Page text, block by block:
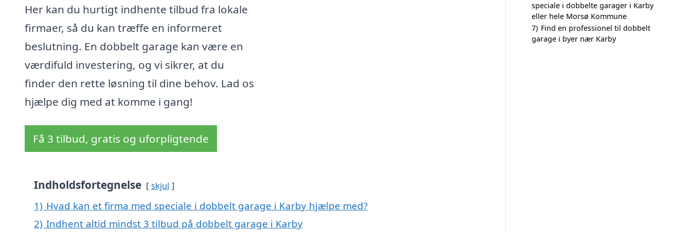
Her kan du hurtigt indhente tilbud fra lokale
firmaer, så du kan træffe en informeret
beslutning. En dobbelt garage kan være en
værdifuld investering, og vi sikrer, at du
finder den rette løsning til dine behov. Lad os
hjælpe dig med at komme i gang!
Få 3 tilbud, gratis og uforpligtende
Indholdsfortegnelse skjul
1) Hvad kan et firma med speciale i dobbelt garage i Karby hjælpe med?
2) Indhent altid mindst 3 tilbud på dobbelt garage i Karby
speciale i dobbelte garager i Karby
eller hele Morsø Kommune
7) Find en professionel til dobbelt
garage i byer nær Karby